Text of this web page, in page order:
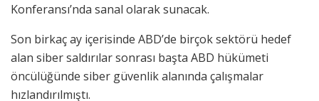
Konferansı’nda sanal olarak sunacak.
Son birkaç ay içerisinde ABD’de birçok sektörü hedef
alan siber saldırılar sonrası başta ABD hükümeti
öncülüğünde siber güvenlik alanında çalışmalar
hızlandırılmıştı.